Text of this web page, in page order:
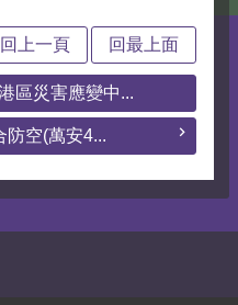
回上一頁 回最上面
區災害應變中...
防空(萬安4...